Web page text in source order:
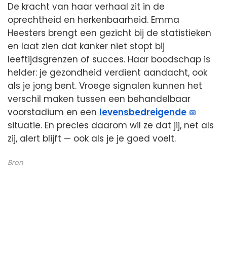
De kracht van haar verhaal zit in de
oprechtheid en herkenbaarheid. Emma
Heesters brengt een gezicht bij de statistieken
en laat zien dat kanker niet stopt bij
leeftijdsgrenzen of succes. Haar boodschap is
helder: je gezondheid verdient aandacht, ook
als je jong bent. Vroege signalen kunnen het
verschil maken tussen een behandelbaar
voorstadium en een levensbedreigende
situatie. En precies daarom wil ze dat jij, net als
zij, alert blijft — ook als je je goed voelt.
Bron